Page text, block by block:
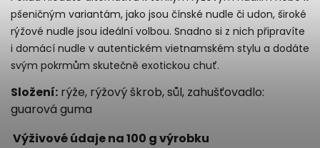
pšeničným variantám, jako jsou čínské nudle či udon, široké
rýžové nudle jsou ideální volbou. Snadno si z nich připravíte
i domácí nudle v autentickém vietnamském stylu a dodáte
svým pokrmům skutečně exotickou chuť.
Složení: rýže, rýžový škrob, sůl, zahušťovadlo:
guarová guma
Výživové údaje na 100 g výrobku